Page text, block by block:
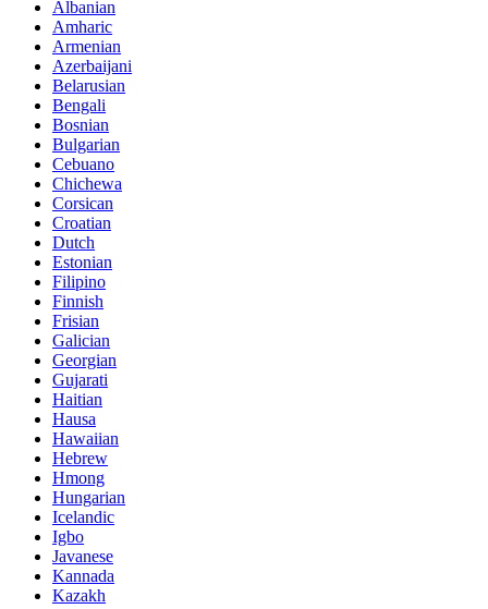
Albanian
Amharic
Armenian
Azerbaijani
Belarusian
Bengali
Bosnian
Bulgarian
Cebuano
Chichewa
Corsican
Croatian
Dutch
Estonian
Filipino
Finnish
Frisian
Galician
Georgian
Gujarati
Haitian
Hausa
Hawaiian
Hebrew
Hmong
Hungarian
Icelandic
Igbo
Javanese
Kannada
Kazakh